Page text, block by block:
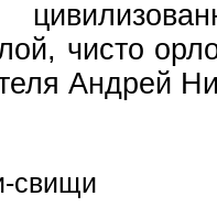
чисто
Андрей
свищи